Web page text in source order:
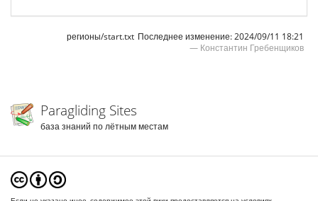
регионы/start.txt Последнее изменение:2024/09/11 18:21
— Константин Гребенщиков
Paragliding Sites
база знаний по лётным местам